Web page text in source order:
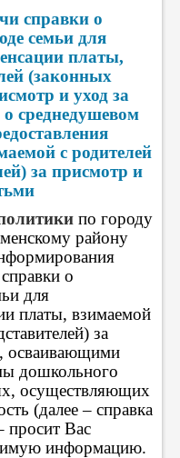
справки о
семьи для
платы,
(законных
и уход за
среднедушевом
с родителей
за присмотр и
по городу
району
о
для
платы, взимаемой
за
осваивающими
дошкольного
осуществляющих
(далее – справка
просит Вас
информацию.